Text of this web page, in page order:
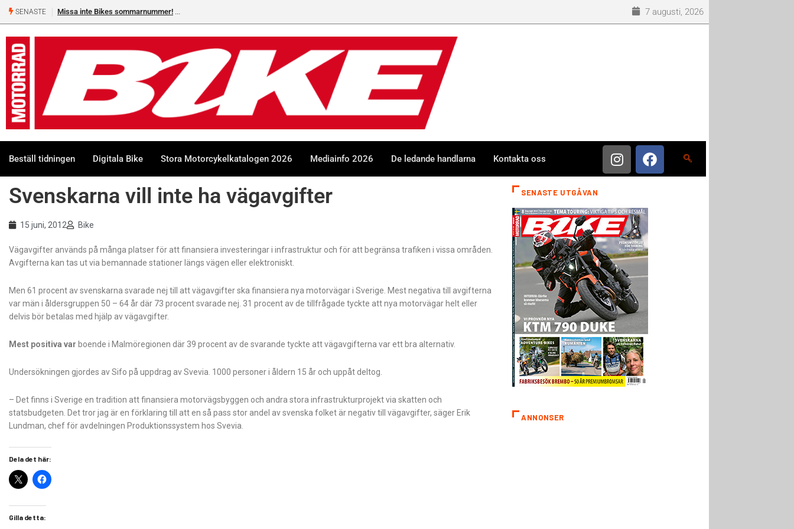
SENASTE Missa inte Bikes sommarnummer! 7 augusti, 2026
Beställ tidningen Digitala Bike Stora Motorcykelkatalogen 2026 Mediainfo 2026 De ledande handlarna Kontakta oss
Svenskarna vill inte ha vägavgifter
15 juni, 2012 Bike
Vägavgifter används på många platser för att finansiera investeringar i infrastruktur och för att begränsa trafiken i vissa områden.
Avgifterna kan tas ut via bemannade stationer längs vägen eller elektroniskt.
Men 61 procent av svenskarna svarade nej till att vägavgifter ska finansiera nya motorvägar i Sverige. Mest negativa till avgifterna
var män i åldersgruppen 50 – 64 år där 73 procent svarade nej. 31 procent av de tillfrågade tyckte att nya motorvägar helt eller
delvis bör betalas med hjälp av vägavgifter.
Mest positiva var boende i Malmöregionen där 39 procent av de svarande tyckte att vägavgifterna var ett bra alternativ.
Undersökningen gjordes av Sifo på uppdrag av Svevia. 1000 personer i åldern 15 år och uppåt deltog.
– Det finns i Sverige en tradition att finansiera motorvägsbyggen och andra stora infrastrukturprojekt via skatten och
statsbudgeten. Det tror jag är en förklaring till att en så pass stor andel av svenska folket är negativ till vägavgifter, säger Erik
Lundman, chef för avdelningen Produktionssystem hos Svevia.
Dela det här:
Gilla detta:
SENASTE UTGÅVAN
ANNONSER